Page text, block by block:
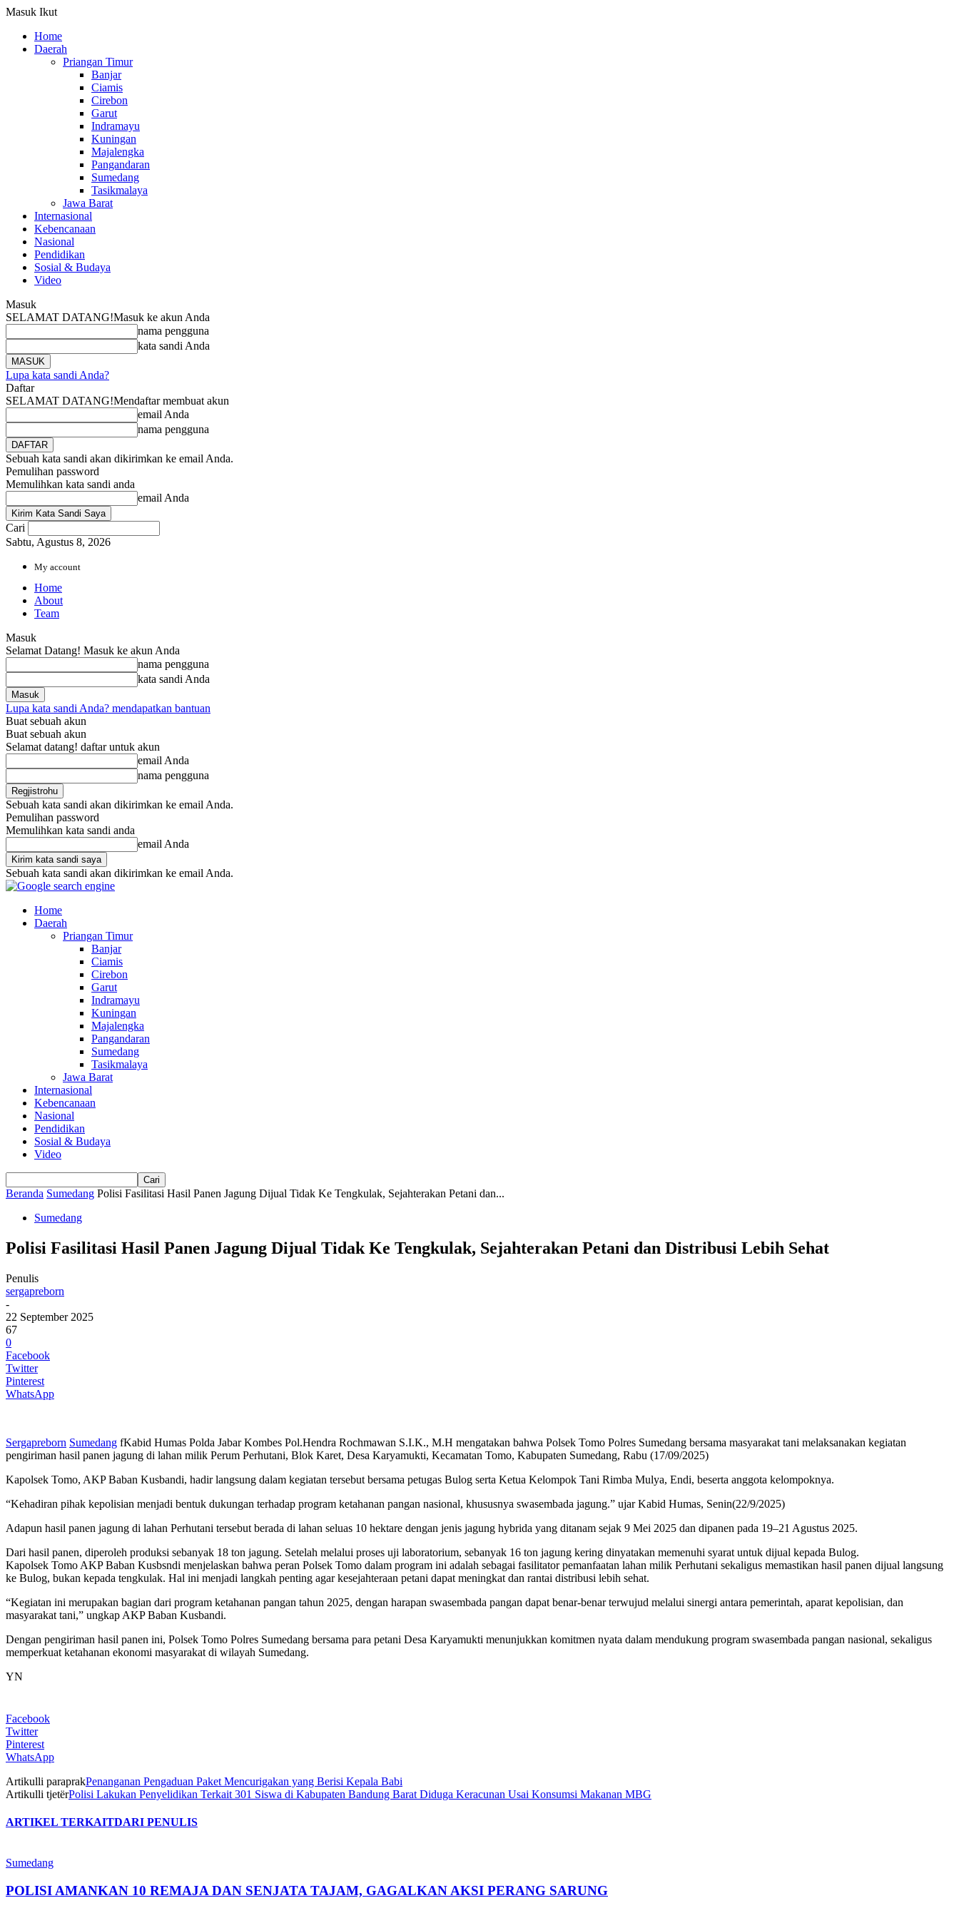
Masuk Ikut
Home
Daerah
Priangan Timur
Banjar
Ciamis
Cirebon
Garut
Indramayu
Kuningan
Majalengka
Pangandaran
Sumedang
Tasikmalaya
Jawa Barat
Internasional
Kebencanaan
Nasional
Pendidikan
Sosial & Budaya
Video
Masuk
SELAMAT DATANG!Masuk ke akun Anda
nama pengguna
kata sandi Anda
Lupa kata sandi Anda?
Daftar
SELAMAT DATANG!Mendaftar membuat akun
email Anda
nama pengguna
Sebuah kata sandi akan dikirimkan ke email Anda.
Pemulihan password
Memulihkan kata sandi anda
email Anda
Cari
Sabtu, Agustus 8, 2026
My account
Home
About
Team
Masuk
Selamat Datang! Masuk ke akun Anda
nama pengguna
kata sandi Anda
Lupa kata sandi Anda? mendapatkan bantuan
Buat sebuah akun
Buat sebuah akun
Selamat datang! daftar untuk akun
email Anda
nama pengguna
Sebuah kata sandi akan dikirimkan ke email Anda.
Pemulihan password
Memulihkan kata sandi anda
email Anda
Sebuah kata sandi akan dikirimkan ke email Anda.
Home
Daerah
Priangan Timur
Banjar
Ciamis
Cirebon
Garut
Indramayu
Kuningan
Majalengka
Pangandaran
Sumedang
Tasikmalaya
Jawa Barat
Internasional
Kebencanaan
Nasional
Pendidikan
Sosial & Budaya
Video
Beranda Sumedang Polisi Fasilitasi Hasil Panen Jagung Dijual Tidak Ke Tengkulak, Sejahterakan Petani dan...
Sumedang
Polisi Fasilitasi Hasil Panen Jagung Dijual Tidak Ke Tengkulak, Sejahterakan Petani dan Distribusi Lebih Sehat
Penulis
sergapreborn
-
22 September 2025
67
0
Facebook
Twitter
Pinterest
WhatsApp
Sergapreborn Sumedang fKabid Humas Polda Jabar Kombes Pol.Hendra Rochmawan S.I.K., M.H mengatakan bahwa Polsek Tomo Polres Sumedang bersama masyarakat tani melaksanakan kegiatan
pengiriman hasil panen jagung di lahan milik Perum Perhutani, Blok Karet, Desa Karyamukti, Kecamatan Tomo, Kabupaten Sumedang, Rabu (17/09/2025)
Kapolsek Tomo, AKP Baban Kusbandi, hadir langsung dalam kegiatan tersebut bersama petugas Bulog serta Ketua Kelompok Tani Rimba Mulya, Endi, beserta anggota kelompoknya.
“Kehadiran pihak kepolisian menjadi bentuk dukungan terhadap program ketahanan pangan nasional, khususnya swasembada jagung.” ujar Kabid Humas, Senin(22/9/2025)
Adapun hasil panen jagung di lahan Perhutani tersebut berada di lahan seluas 10 hektare dengan jenis jagung hybrida yang ditanam sejak 9 Mei 2025 dan dipanen pada 19–21 Agustus 2025.
Dari hasil panen, diperoleh produksi sebanyak 18 ton jagung. Setelah melalui proses uji laboratorium, sebanyak 16 ton jagung kering dinyatakan memenuhi syarat untuk dijual kepada Bulog.
Kapolsek Tomo AKP Baban Kusbsndi menjelaskan bahwa peran Polsek Tomo dalam program ini adalah sebagai fasilitator pemanfaatan lahan milik Perhutani sekaligus memastikan hasil panen dijual langsung
ke Bulog, bukan kepada tengkulak. Hal ini menjadi langkah penting agar kesejahteraan petani dapat meningkat dan rantai distribusi lebih sehat.
“Kegiatan ini merupakan bagian dari program ketahanan pangan tahun 2025, dengan harapan swasembada pangan dapat benar-benar terwujud melalui sinergi antara pemerintah, aparat kepolisian, dan
masyarakat tani,” ungkap AKP Baban Kusbandi.
Dengan pengiriman hasil panen ini, Polsek Tomo Polres Sumedang bersama para petani Desa Karyamukti menunjukkan komitmen nyata dalam mendukung program swasembada pangan nasional, sekaligus
memperkuat ketahanan ekonomi masyarakat di wilayah Sumedang.
YN
Facebook
Twitter
Pinterest
WhatsApp
Artikulli paraprakPenanganan Pengaduan Paket Mencurigakan yang Berisi Kepala Babi
Artikulli tjetërPolisi Lakukan Penyelidikan Terkait 301 Siswa di Kabupaten Bandung Barat Diduga Keracunan Usai Konsumsi Makanan MBG
ARTIKEL TERKAITDARI PENULIS
Sumedang
POLISI AMANKAN 10 REMAJA DAN SENJATA TAJAM, GAGALKAN AKSI PERANG SARUNG